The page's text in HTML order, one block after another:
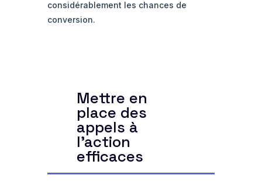
considérablement les chances de
conversion.
Mettre en
place des
appels à
l'action
efficaces